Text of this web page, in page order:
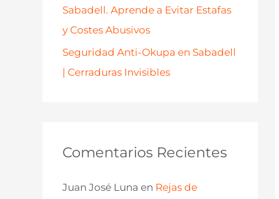
Sabadell. Aprende a Evitar Estafas
y Costes Abusivos
Seguridad Anti-Okupa en Sabadell
| Cerraduras Invisibles
Comentarios Recientes
Juan José Luna en Rejas de